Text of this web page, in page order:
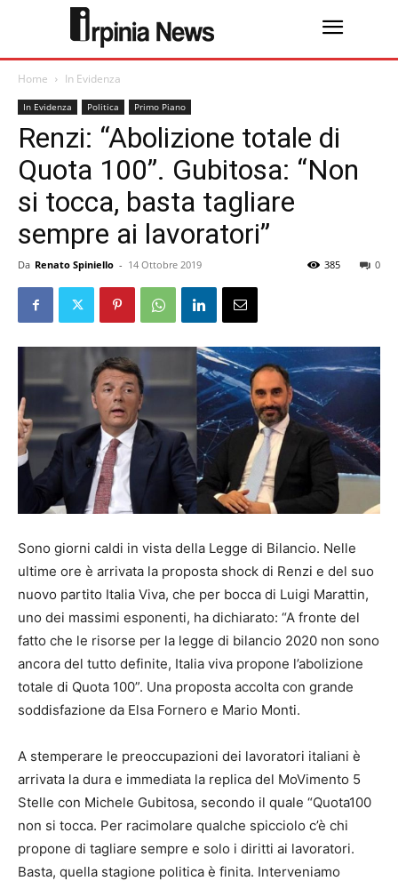
Home In Evidenza
In Evidenza Politica Primo Piano
Renzi: “Abolizione totale di
Quota 100”. Gubitosa: “Non
si tocca, basta tagliare
sempre ai lavoratori”
Da Renato Spiniello - 14 Ottobre 2019 0
385
Sono giorni caldi in vista della Legge di Bilancio. Nelle
ultime ore è arrivata la proposta shock di Renzi e del suo
nuovo partito Italia Viva, che per bocca di Luigi Marattin,
uno dei massimi esponenti, ha dichiarato: “A fronte del
fatto che le risorse per la legge di bilancio 2020 non sono
ancora del tutto definite, Italia viva propone l’abolizione
totale di Quota 100”. Una proposta accolta con grande
soddisfazione da Elsa Fornero e Mario Monti.
A stemperare le preoccupazioni dei lavoratori italiani è
arrivata la dura e immediata la replica del MoVimento 5
Stelle con Michele Gubitosa, secondo il quale “Quota100
non si tocca. Per racimolare qualche spicciolo c’è chi
propone di tagliare sempre e solo i diritti ai lavoratori.
Basta, quella stagione politica è finita. Interveniamo